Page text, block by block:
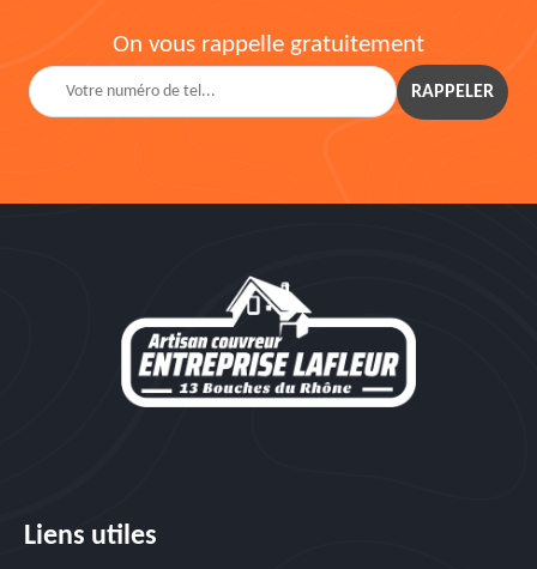
On vous rappelle gratuitement
Liens utiles